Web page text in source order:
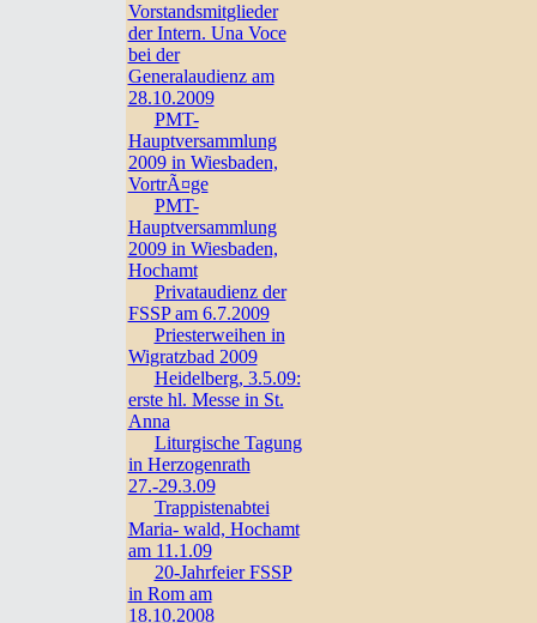
Vorstandsmitglieder
der Intern. Una Voce
bei der
Generalaudienz am
28.10.2009
PMT-
Hauptversammlung
2009 in Wiesbaden,
VortrÃ¤ge
PMT-
Hauptversammlung
2009 in Wiesbaden,
Hochamt
Privataudienz der
FSSP am 6.7.2009
Priesterweihen in
Wigratzbad 2009
Heidelberg, 3.5.09:
erste hl. Messe in St.
Anna
Liturgische Tagung
in Herzogenrath
27.-29.3.09
Trappistenabtei
Maria- wald, Hochamt
am 11.1.09
20-Jahrfeier FSSP
in Rom am
18.10.2008